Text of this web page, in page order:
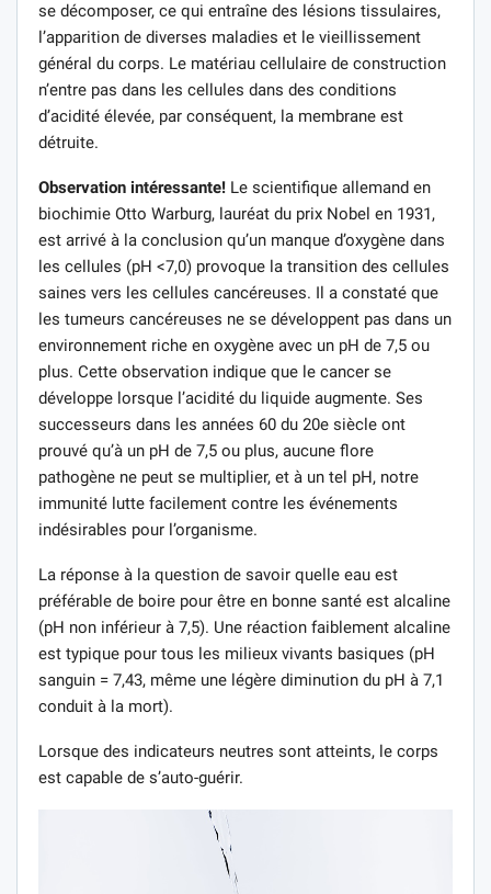
se décomposer, ce qui entraîne des lésions tissulaires,
l’apparition de diverses maladies et le vieillissement
général du corps. Le matériau cellulaire de construction
n’entre pas dans les cellules dans des conditions
d’acidité élevée, par conséquent, la membrane est
détruite.
Observation intéressante! Le scientifique allemand en
biochimie Otto Warburg, lauréat du prix Nobel en 1931,
est arrivé à la conclusion qu’un manque d’oxygène dans
les cellules (pH <7,0) provoque la transition des cellules
saines vers les cellules cancéreuses. Il a constaté que
les tumeurs cancéreuses ne se développent pas dans un
environnement riche en oxygène avec un pH de 7,5 ou
plus. Cette observation indique que le cancer se
développe lorsque l’acidité du liquide augmente. Ses
successeurs dans les années 60 du 20e siècle ont
prouvé qu’à un pH de 7,5 ou plus, aucune flore
pathogène ne peut se multiplier, et à un tel pH, notre
immunité lutte facilement contre les événements
indésirables pour l’organisme.
La réponse à la question de savoir quelle eau est
préférable de boire pour être en bonne santé est alcaline
(pH non inférieur à 7,5). Une réaction faiblement alcaline
est typique pour tous les milieux vivants basiques (pH
sanguin = 7,43, même une légère diminution du pH à 7,1
conduit à la mort).
Lorsque des indicateurs neutres sont atteints, le corps
est capable de s’auto-guérir.